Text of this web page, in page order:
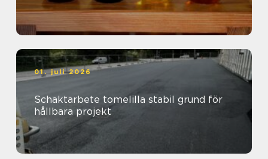
01. juli 2026
Schaktarbete tomelilla stabil grund för
hållbara projekt